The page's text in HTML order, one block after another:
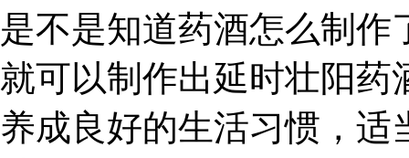
是不是知道药酒怎么制
就可以制作出延时壮阳药
养成良好的生活习惯，